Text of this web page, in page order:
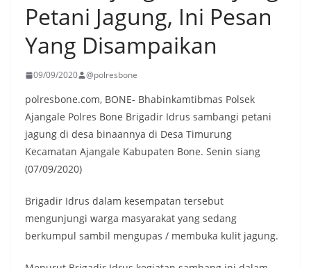
Petani Jagung, Ini Pesan
Yang Disampaikan
09/09/2020 @polresbone
polresbone.com, BONE- Bhabinkamtibmas Polsek
Ajangale Polres Bone Brigadir Idrus sambangi petani
jagung di desa binaannya di Desa Timurung
Kecamatan Ajangale Kabupaten Bone. Senin siang
(07/09/2020)
Brigadir Idrus dalam kesempatan tersebut
mengunjungi warga masyarakat yang sedang
berkumpul sambil mengupas / membuka kulit jagung.